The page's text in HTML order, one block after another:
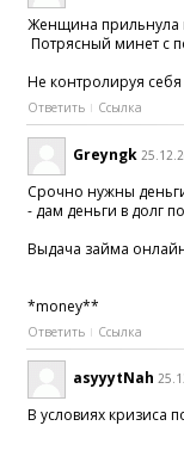
Женщина прильнула
Потрясный минет c
Не контролируя
Ответить Ссылка
Greyngk
Срочно нужны
- дам деньги в долг
Выдача займа онлайн
*money**
Ответить Ссылка
asyyytNah
В условиях кризиса